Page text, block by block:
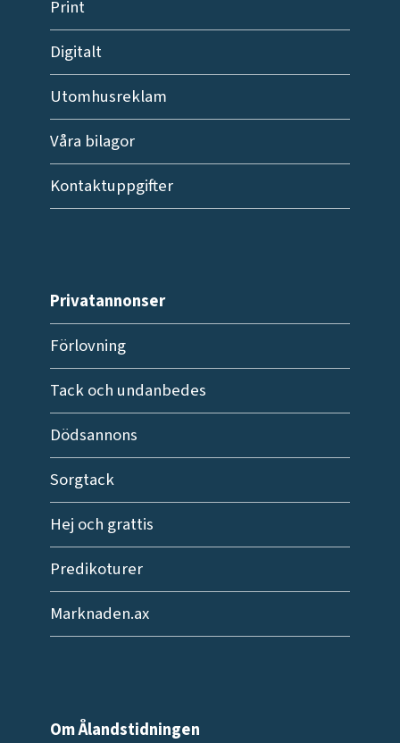
Print
Digitalt
Utomhusreklam
Våra bilagor
Kontaktuppgifter
Privatannonser
Förlovning
Tack och undanbedes
Dödsannons
Sorgtack
Hej och grattis
Predikoturer
Marknaden.ax
Om Ålandstidningen